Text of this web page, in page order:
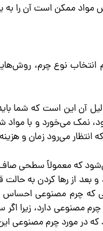
مواد ممکن است آن را
انتخاب نوع چرم،
آن این است که شما
نمک می‌خورد و با مواد
انتظار می‌رود زمان و
که معمولاً سطحی
و بعد از رها کردن به
که چرم مصنوعی
چرم مصنوعی دارد،
در مورد چرم مصنوعی